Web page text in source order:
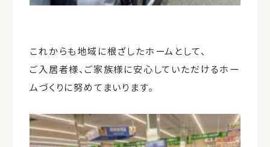
これからも地域に根ざしたホームとして、
ご入居者様、ご家族様に安心していただけるホー
ムづくりに努めてまいります。